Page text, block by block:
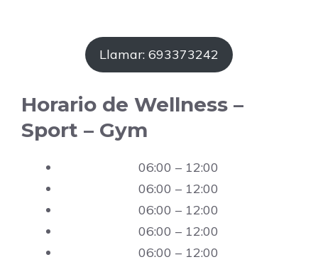
Llamar: 693373242
Horario de Wellness –
Sport – Gym
06:00 – 12:00
06:00 – 12:00
06:00 – 12:00
06:00 – 12:00
06:00 – 12:00